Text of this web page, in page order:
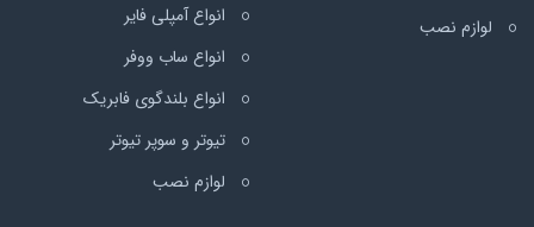
لوازم نصب
انواع آمپلی فایر
انواع ساب ووفر
انواع بلندگوی فابریک
تیوتر و سوپر تیوتر
لوازم نصب